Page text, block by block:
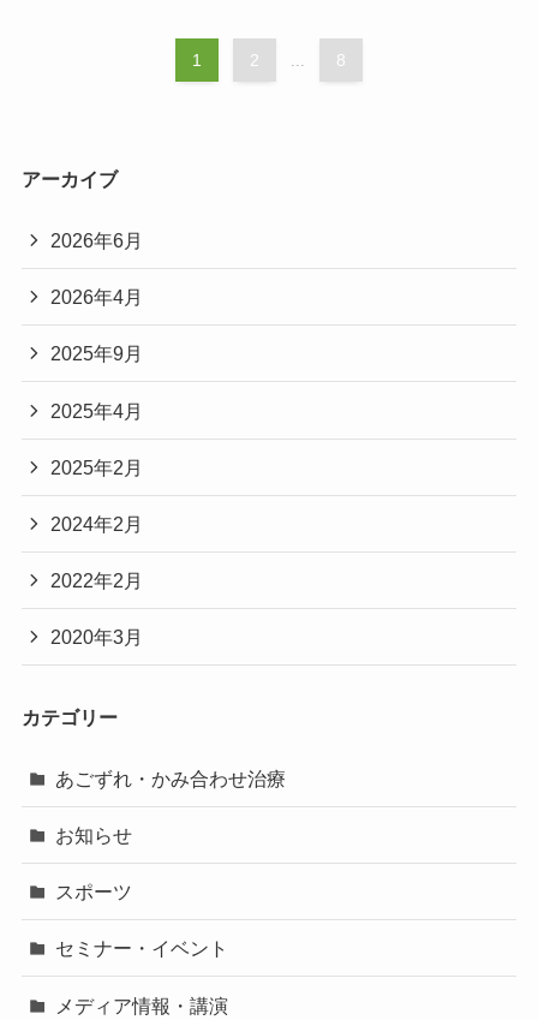
1 2 8
アーカイブ
2026年6月
2026年4月
2025年9月
2025年4月
2025年2月
2024年2月
2022年2月
2020年3月
カテゴリー
あごずれ・かみ合わせ治療
お知らせ
スポーツ
セミナー・イベント
メディア情報・講演